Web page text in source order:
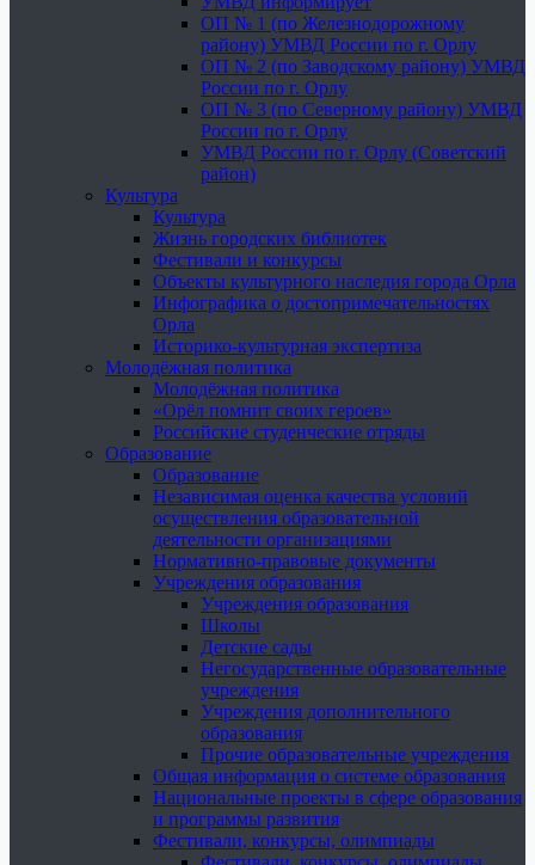
ОП № 1 (по Железнодорожному
району) УМВД России по г. Орлу
ОП № 2 (по Заводскому району) УМВД
России по г. Орлу
ОП № 3 (по Северному району) УМВД
России по г. Орлу
УМВД России по г. Орлу (Советский
район)
Культура
Культура
Жизнь городских библиотек
Фестивали и конкурсы
Объекты культурного наследия города Орла
Инфографика о достопримечательностях
Орла
Историко-культурная экспертиза
Молодёжная политика
Молодёжная политика
«Орёл помнит своих героев»
Российские студенческие отряды
Образование
Образование
Независимая оценка качества условий
осуществления образовательной
деятельности организациями
Нормативно-правовые документы
Учреждения образования
Учреждения образования
Школы
Детские сады
Негосударственные образовательные
учреждения
Учреждения дополнительного
образования
Прочие образовательные учреждения
Общая информация о системе образования
Национальные проекты в сфере образования
и программы развития
Фестивали, конкурсы, олимпиады